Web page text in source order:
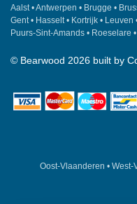
Aalst•Antwerpen • Brugge •
Gent• Hasselt• Kortrijk • Leuven
Puurs-Sint-Amands • Roeselare •
© Bearwood 2026 built by
Oost-Vlaanderen • West-